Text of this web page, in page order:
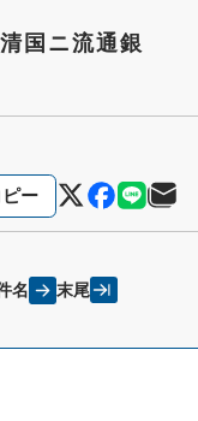
国ニ流通銀
ー
名 末尾